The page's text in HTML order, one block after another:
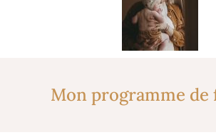
Mon programme de